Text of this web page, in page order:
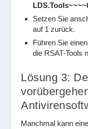
Setzen Sie
auf 1 zurück.
Führen Sie
die RSAT-Tools
Lösung 3:
Manchmal kann